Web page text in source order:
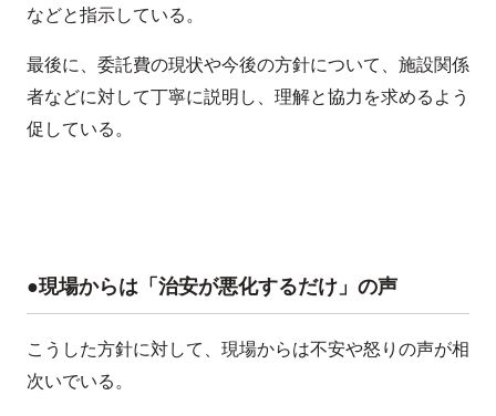
などと指示している。
最後に、委託費の現状や今後の方針について、施設関係
者などに対して丁寧に説明し、理解と協力を求めるよう
促している。
●現場からは「治安が悪化するだけ」の声
こうした方針に対して、現場からは不安や怒りの声が相
次いでいる。